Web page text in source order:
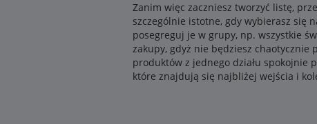
Zanim więc zaczniesz tworzyć listę,
szczególnie istotne, gdy wybierasz się
posegreguj je w grupy, np. wszystkie
zakupy, gdyż nie będziesz chaotycznie
produktów z jednego działu spokojnie
które znajdują się najbliżej wejścia i